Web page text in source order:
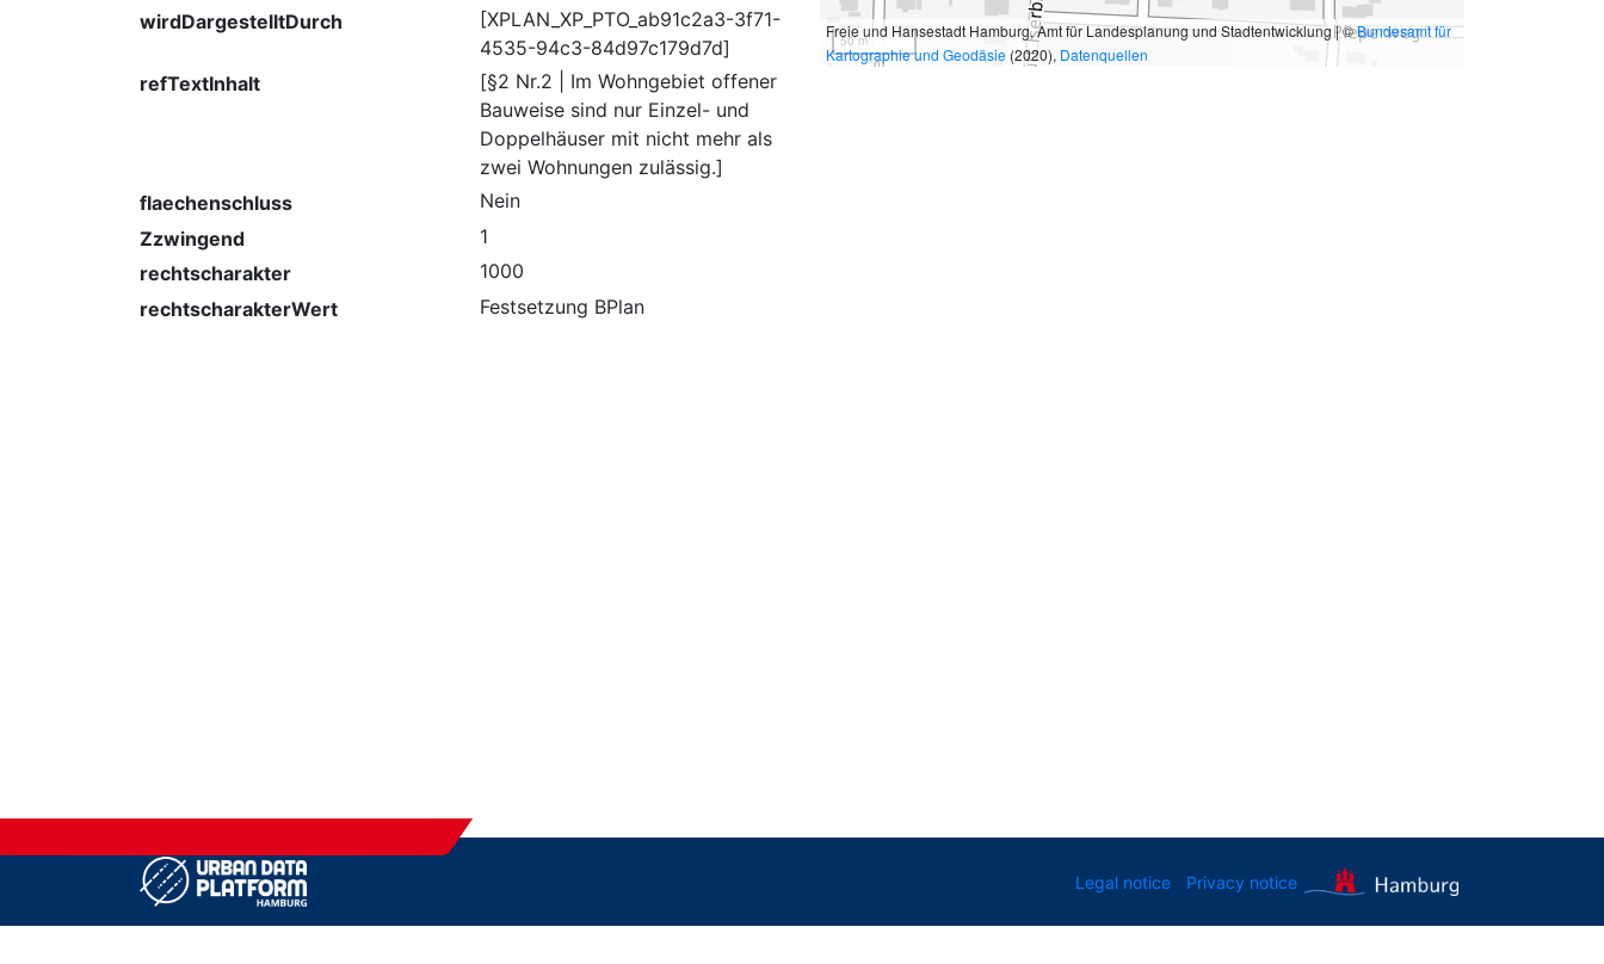
wirdDargestelltDurch
[XPLAN_XP_PTO_ab91c2a3-3f71-
4535-94c3-84d97c179d7d]
refTextInhalt
[§2 Nr.2 | Im Wohngebiet offener
Bauweise sind nur Einzel- und
Doppelhäuser mit nicht mehr als
zwei Wohnungen zulässig.]
flaechenschluss
Nein
Zzwingend
1
rechtscharakter
1000
rechtscharakterWert
Festsetzung BPlan
50 m
Freie und Hansestadt Hamburg, Amt für Landesplanung und Stadtentwicklung | ©Bundesamt für
Kartographie und Geodäsie (2020), Datenquellen
Legal notice Privacy notice